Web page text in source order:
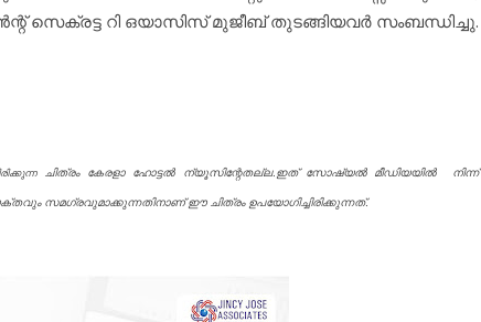
സെക്രട്ട റി ഒയാസിസ് മുജീബ് തുടങ്ങിയവർ സംബന്ധിച്ചു.
ചിത്രം കേരളാ ഹോട്ടൽ ന്യൂസിന്റേതല്ല.ഇത് സോഷ്യൽ മീഡിയയിൽ നിന്ന്
സമഗ്രവുമാക്കുന്നതിനാണ് ഈ ചിത്രം ഉപയോഗിച്ചിരിക്കുന്നത്.